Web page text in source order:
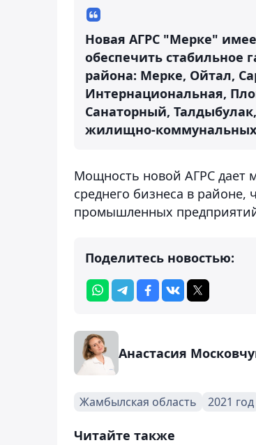
Новая АГРС "Мерке"
обеспечить стабильное
района: Мерке, Ойтал,
Интернациональная,
Санаторный,
жилищно-коммунальных
Мощность новой АГРС дает
среднего бизнеса в районе,
промышленных
Поделитесь новостью:
Анастасия
Жамбылская область 2021 год
Читайте также